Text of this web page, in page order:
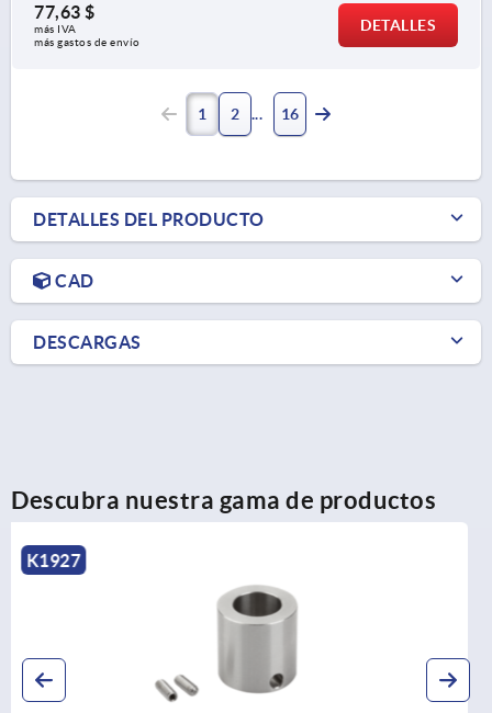
77,63 $
más IVA
más gastos de envío
DETALLES
1 2 16
DETALLES DEL PRODUCTO
CAD
DESCARGAS
Descubra nuestra gama de productos
K1959